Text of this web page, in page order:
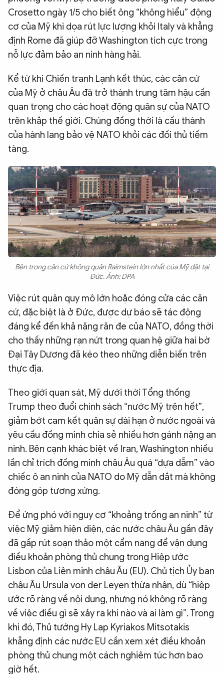
Crosetto ngày 1/5 cho biết ông “không hiểu” động
cơ của Mỹ khi dọa rút lực lượng khỏi Italy và khẳng
định Rome đã giúp đỡ Washington tích cực trong
nỗ lực đảm bảo an ninh hàng hải.
Kể từ khi Chiến tranh Lạnh kết thúc, các căn cứ
của Mỹ ở châu Âu đã trở thành trung tâm hậu cần
quan trọng cho các hoạt động quân sự của NATO
trên khắp thế giới. Chúng đồng thời là cấu thành
của hành lang bảo vệ NATO khỏi các đối thủ tiềm
tàng.
Bên trong căn cứ không quân Raimstein lớn nhất của Mỹ đặt tại
Đức. Ảnh: DPA
Việc rút quân quy mô lớn hoặc đóng cửa các căn
cứ, đặc biệt là ở Đức, được dự báo sẽ tác động
đáng kể đến khả năng răn đe của NATO, đồng thời
cho thấy những rạn nứt trong quan hệ giữa hai bờ
Đại Tây Dương đã kéo theo những diễn biến trên
thực địa.
Theo giới quan sát, Mỹ dưới thời Tổng thống
Trump theo đuổi chính sách “nước Mỹ trên hết”,
giảm bớt cam kết quân sự dài hạn ở nước ngoài và
yêu cầu đồng minh chia sẻ nhiều hơn gánh nặng an
ninh. Bên cạnh khác biệt về Iran, Washington nhiều
lần chỉ trích đồng minh châu Âu quá “dựa dẫm” vào
chiếc ô an ninh của NATO do Mỹ dẫn dắt mà không
đóng góp tương xứng.
Để ứng phó với nguy cơ “khoảng trống an ninh” từ
việc Mỹ giảm hiện diện, các nước châu Âu gần đây
đã gấp rút soạn thảo một cẩm nang để vận dụng
điều khoản phòng thủ chung trong Hiệp ước
Lisbon của Liên minh châu Âu (EU). Chủ tịch Ủy ban
châu Âu Ursula von der Leyen thừa nhận, dù “hiệp
ước rõ ràng về nội dung, nhưng nó không rõ ràng
về việc điều gì sẽ xảy ra khi nào và ai làm gì”. Trong
khi đó, Thủ tướng Hy Lạp Kyriakos Mitsotakis
khẳng định các nước EU cần xem xét điều khoản
phòng thủ chung một cách nghiêm túc hơn bao
giờ hết.